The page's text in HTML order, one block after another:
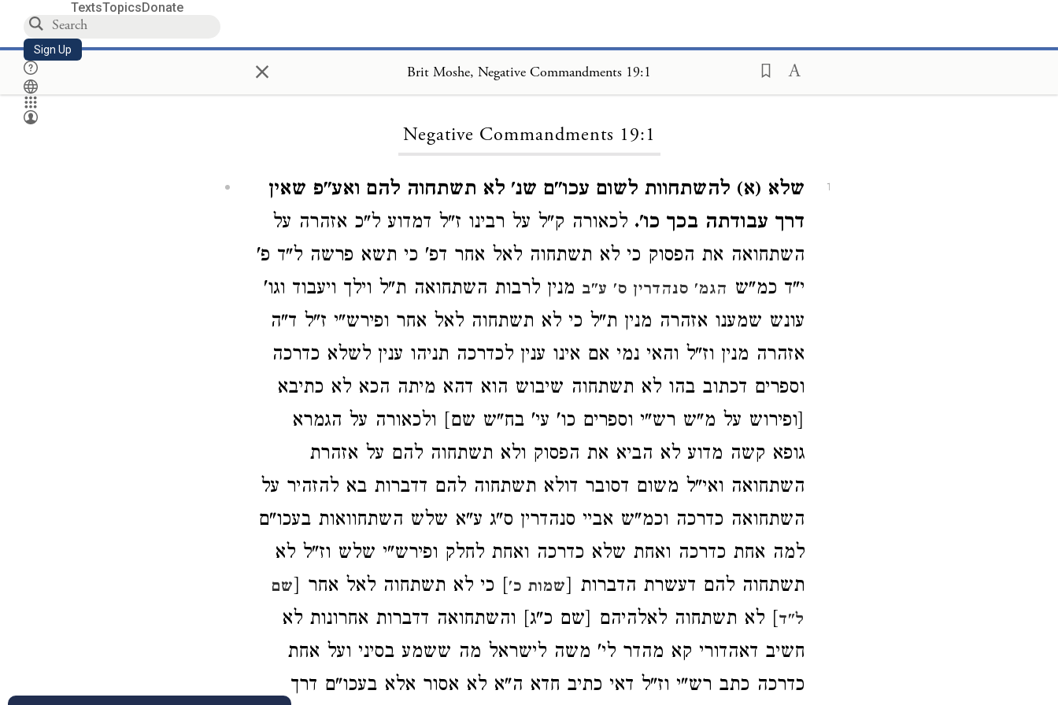
TextsTopicsDonate
Sign Up × Brit Moshe, Negative Commandments 19:1
Negative Commandments 19:1
1
שלא (א) להשתחוות לשום עכו"ם שנ' לא תשתחוה להם ואע"פ שאין
דרך עבודתה בכך כו'. לכאורה ק"ל על רבינו ז"ל דמדוע ל"כ אזהרה על
השתחואה את הפסוק כי לא תשתחוה לאל אחר דפ' כי תשא פרשה ל"ד פ'
י"ד כמ"ש הגמ' סנהדרין ס' ע"ב מנין לרבות השתחואה ת"ל וילך ויעבוד וגו'
עונש שמענו אזהרה מנין ת"ל כי לא תשתחוה לאל אחר ופירש"י ז"ל ד"ה
אזהרה מנין וז"ל והאי נמי אם אינו ענין לכדרכה תניהו ענין לשלא כדרכה
וספרים דכתוב בהו לא תשתחוה שיבוש הוא דהא מיתה הכא לא כתיבא
[ופירוש על מ"ש רש"י וספרים כו' עי' בח"ש שם] ולכאורה על הגמרא
גופא קשה מדוע לא הביא את הפסוק ולא תשתחוה להם על אזהרת
השתחואה ואי"ל משום דסובר דולא תשתחוה להם דדברות בא להזהיר על
השתחואה כדרכה וכמ"ש אביי סנהדרין ס"ג ע"א שלש השתחוואות בעכו"ם
למה אחת כדרכה ואחת שלא כדרכה ואחת לחלק ופירש"י שלש וז"ל לא
תשתחוה להם דעשרת הדברות [שמות כ'] כי לא תשתחוה לאל אחר [שם
ל"ד] לא תשתחוה לאלהיהם [שם כ"ג] והשתחואה דדברות אחרונות לא
חשיב דאהדורי קא מהדר לי' משה לישראל מה ששמע בסיני ועל אחת
כדרכה כתב רש"י וז"ל דאי כתיב חדא ה"א לא אסור אלא בעכו"ם דרך